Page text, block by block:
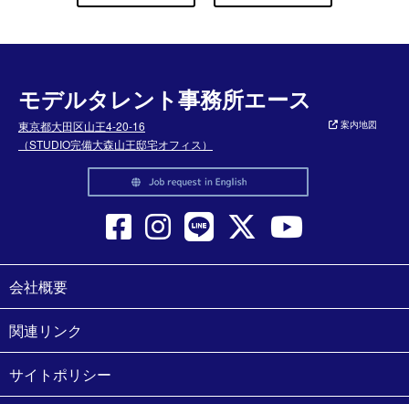
モデルタレント事務所エース
東京都大田区山王4-20-16
（STUDIO完備大森山王邸宅オフィス）
案内地図
会社概要
関連リンク
サイトポリシー